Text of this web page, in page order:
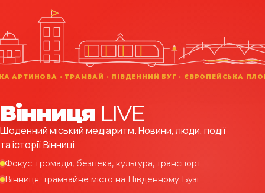
Вінниця LIVE
Щоденний міський медіаритм. Новини, люди, події
та історії Вінниці.
Фокус: громади, безпека, культура, транспорт
Вінниця: трамвайне місто на Південному Бузі